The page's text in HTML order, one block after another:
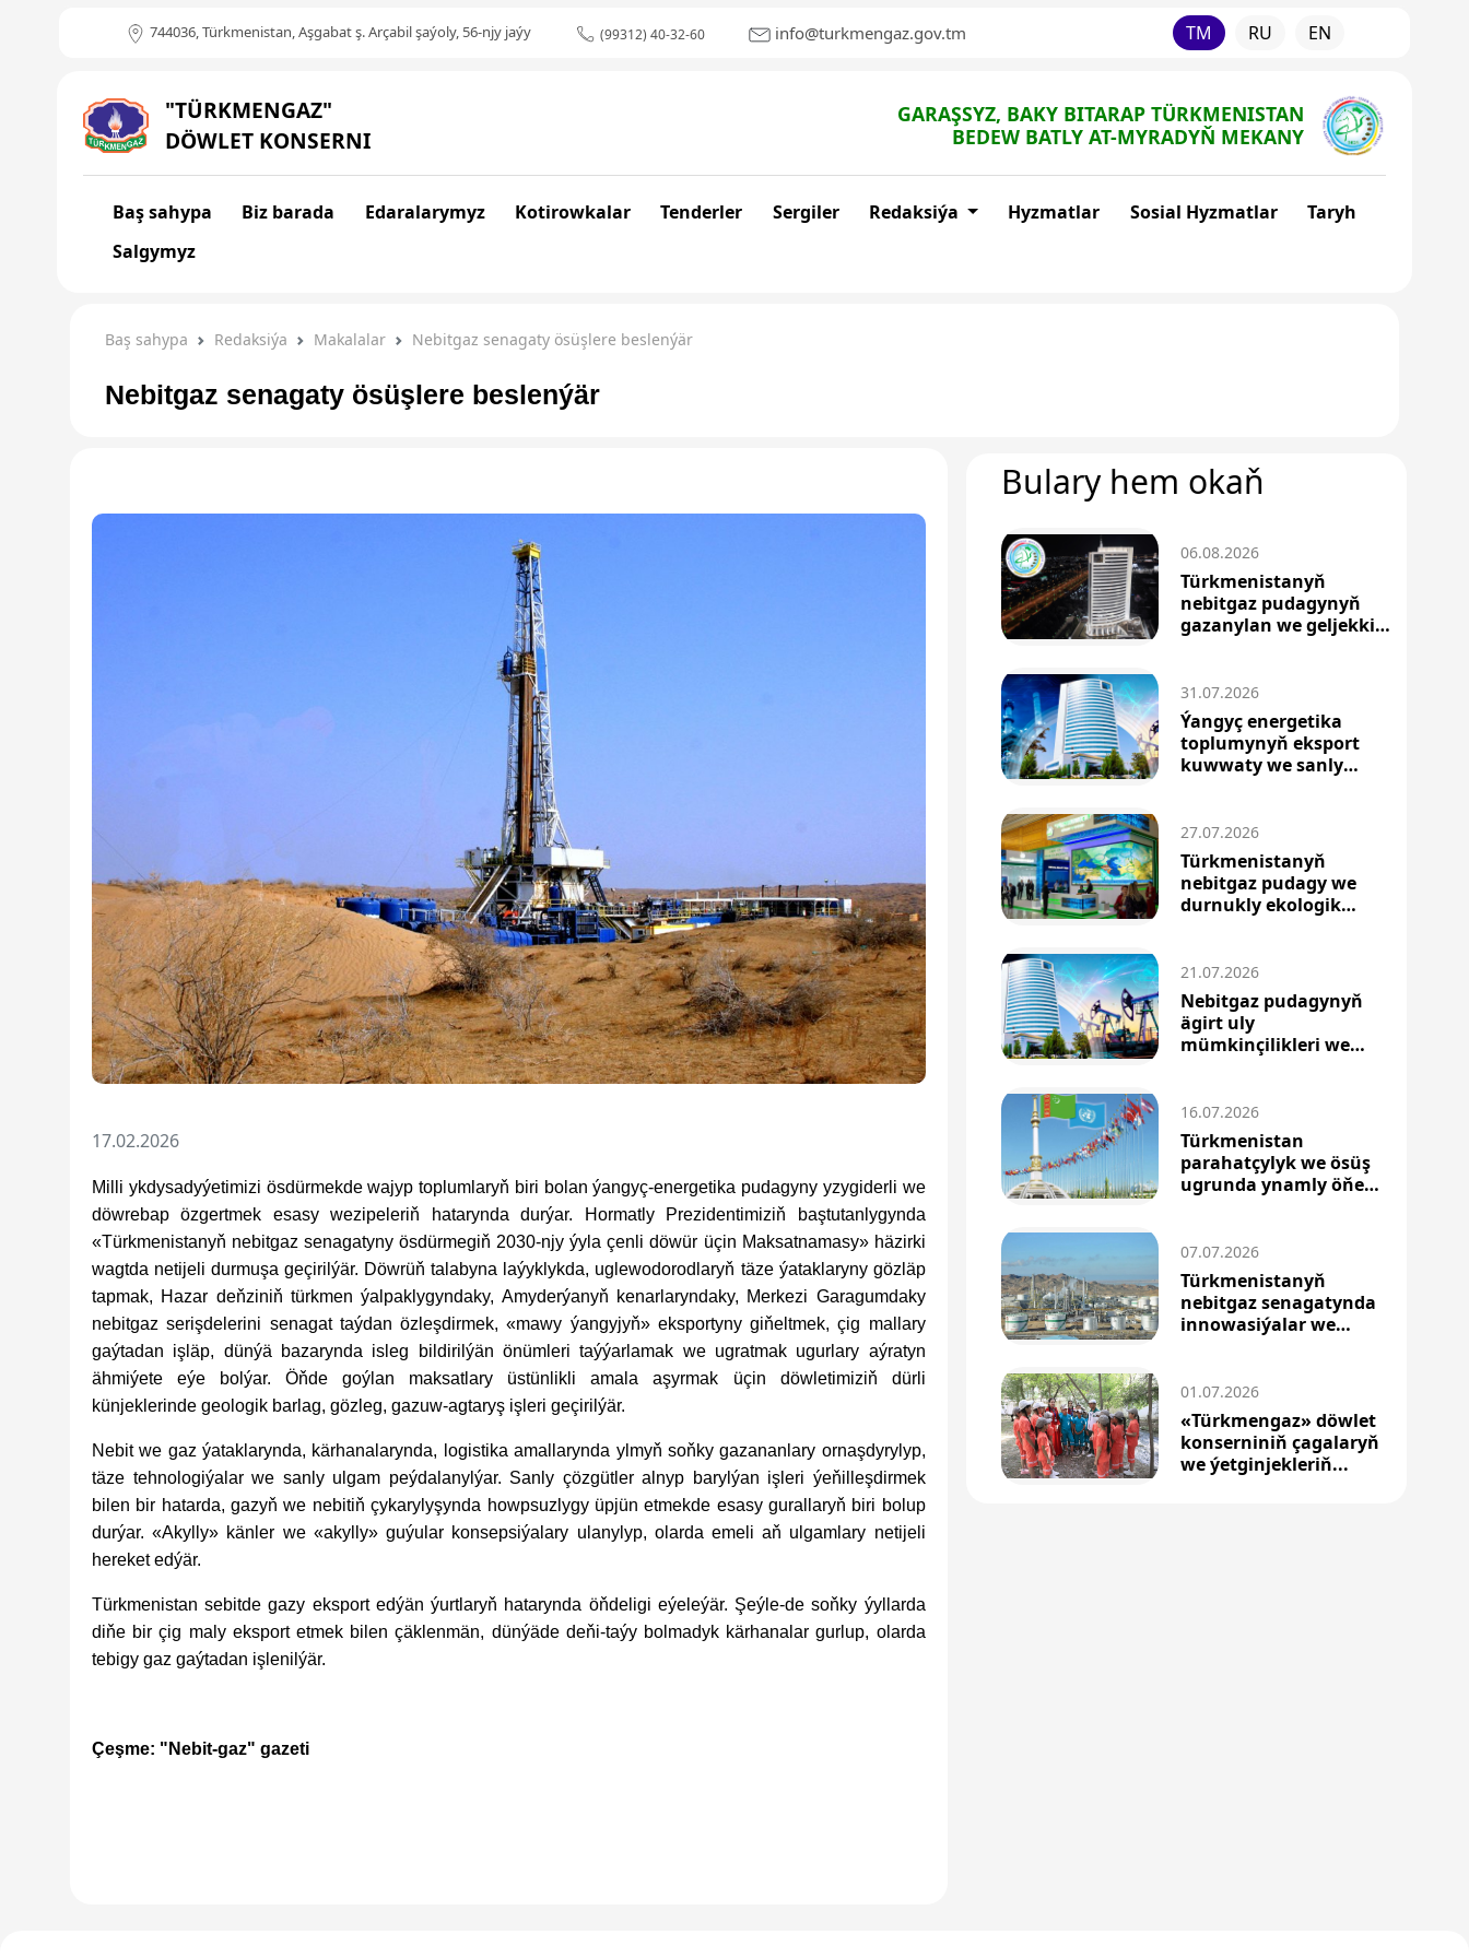
744036, Türkmenistan, Aşgabat ş. Arçabil şaýoly, 56-njy jaýy (99312) 40-32-60 info@turkmengaz.gov.tm TM RU EN
"TÜRKMENGAZ"
DÖWLET KONSERNI
GARAŞSYZ, BAKY BITARAP TÜRKMENISTAN
BEDEW BATLY AT-MYRADYŇ MEKANY
Baş sahypa Biz barada Edaralarymyz Kotirowkalar Tenderler Sergiler Redaksiýa Hyzmatlar Sosial Hyzmatlar
Taryh
Salgymyz
Baş sahypa Redaksiýa Makalalar Nebitgaz senagaty ösüşlere beslenýär
Nebitgaz senagaty ösüşlere beslenýär
17.02.2026
Milli ykdysadyýetimizi ösdürmekde wajyp toplumlaryň biri bolan ýangyç-energetika pudagyny yzygiderli we
döwrebap özgertmek esasy wezipeleriň hatarynda durýar. Hormatly Prezidentimiziň baştutanlygynda
«Türkmenistanyň nebitgaz senagatyny ösdürmegiň 2030-njy ýyla çenli döwür üçin Maksatnamasy» häzirki
wagtda netijeli durmuşa geçirilýär. Döwrüň talabyna laýyklykda, uglewodorodlaryň täze ýataklaryny gözläp
tapmak, Hazar deňziniň türkmen ýalpaklygyndaky, Amyderýanyň kenarlaryndaky, Merkezi Garagumdaky
nebitgaz serişdelerini senagat taýdan özleşdirmek, «mawy ýangyjyň» eksportyny giňeltmek, çig mallary
gaýtadan işläp, dünýä bazarynda isleg bildirilýän önümleri taýýarlamak we ugratmak ugurlary aýratyn
ähmiýete eýe bolýar. Öňde goýlan maksatlary üstünlikli amala aşyrmak üçin döwletimiziň dürli
künjeklerinde geologik barlag, gözleg, gazuw-agtaryş işleri geçirilýär.
Nebit we gaz ýataklarynda, kärhanalarynda, logistika amallarynda ylmyň soňky gazananlary ornaşdyrylyp,
täze tehnologiýalar we sanly ulgam peýdalanylýar. Sanly çözgütler alnyp barylýan işleri ýeňilleşdirmek
bilen bir hatarda, gazyň we nebitiň çykarylyşynda howpsuzlygy üpjün etmekde esasy gurallaryň biri bolup
durýar. «Akylly» känler we «akylly» guýular konsepsiýalary ulanylyp, olarda emeli aň ulgamlary netijeli
hereket edýär.
Türkmenistan sebitde gazy eksport edýän ýurtlaryň hatarynda öňdeligi eýeleýär. Şeýle-de soňky ýyllarda
diňe bir çig maly eksport etmek bilen çäklenmän, dünýäde deňi-taýy bolmadyk kärhanalar gurlup, olarda
tebigy gaz gaýtadan işlenilýär.
Çeşme: "Nebit-gaz" gazeti
Bulary hem okaň
06.08.2026
Türkmenistanyň
nebitgaz pudagynyň
gazanylan we geljekki
31.07.2026
Ýangyç energetika
toplumynyň eksport
kuwwaty we sanly
27.07.2026
Türkmenistanyň
nebitgaz pudagy we
durnukly ekologik
21.07.2026
Nebitgaz pudagynyň
ägirt uly
mümkinçilikleri we
16.07.2026
Türkmenistan
parahatçylyk we ösüş
ugrunda ynamly öňe
07.07.2026
Türkmenistanyň
nebitgaz senagatynda
innowasiýalar we
01.07.2026
«Türkmengaz» döwlet
konserniniň çagalaryň
we ýetginjekleriň...